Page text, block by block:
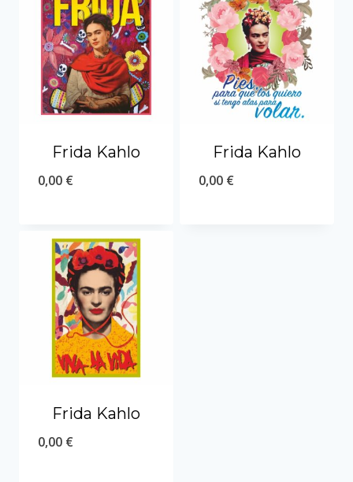
Frida Kahlo
0,00 €
Frida Kahlo
0,00 €
Frida Kahlo
0,00 €